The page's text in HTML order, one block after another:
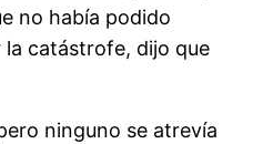
no había podido
catástrofe, dijo que
ninguno se atrevía